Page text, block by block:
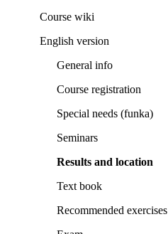
Course wiki
English version
General info
Course registration
Special needs (funka)
Seminars
Results and location
Text book
Recommended exercises